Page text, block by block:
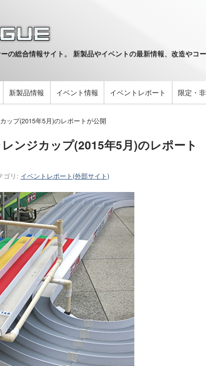
の総合情報サイト。 新製品やイベントの最新情報、改造やコ
新製品情報 イベント情報 イベントレポート 限定・
ップ(2015年5月)のレポートが公開
ンジカップ(2015年5月)のレポート
ゴリ: イベントレポート(外部サイト)